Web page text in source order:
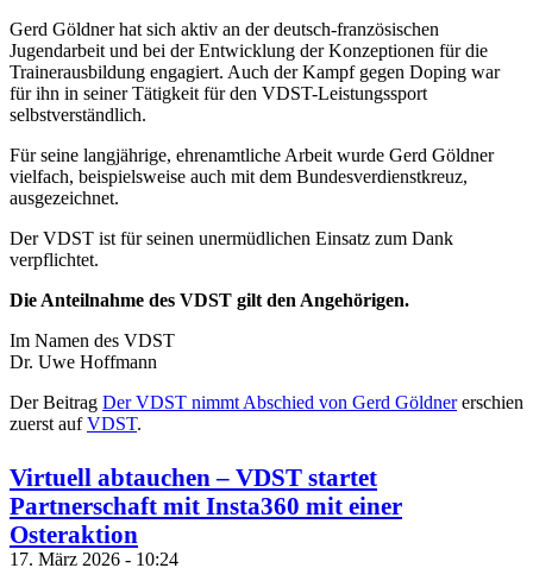
Gerd Göldner hat sich aktiv an der deutsch-französischen
Jugendarbeit und bei der Entwicklung der Konzeptionen für die
Trainerausbildung engagiert. Auch der Kampf gegen Doping war
für ihn in seiner Tätigkeit für den VDST-Leistungssport
selbstverständlich.
Für seine langjährige, ehrenamtliche Arbeit wurde Gerd Göldner
vielfach, beispielsweise auch mit dem Bundesverdienstkreuz,
ausgezeichnet.
Der VDST ist für seinen unermüdlichen Einsatz zum Dank
verpflichtet.
Die Anteilnahme des VDST gilt den Angehörigen.
Im Namen des VDST
Dr. Uwe Hoffmann
Der Beitrag Der VDST nimmt Abschied von Gerd Göldnererschien
zuerst aufVDST.
Virtuell abtauchen – VDST startet
Partnerschaft mit Insta360 mit einer
Osteraktion
17. März 2026 - 10:24